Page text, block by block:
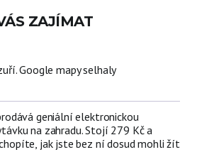
ZAJÍMAT
Google mapy selhaly
geniální elektronickou
na zahradu. Stojí 279 Kč a
jak jste bez ní dosud mohli žít